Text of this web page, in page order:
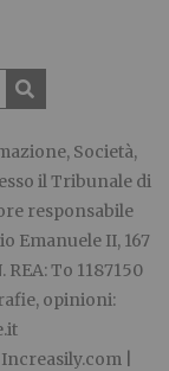
Società,
il Tribunale di
responsabile
Emanuele II, 167
REA: To 1187150
opinioni:
Increasily.com